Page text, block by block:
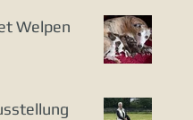
Welpen